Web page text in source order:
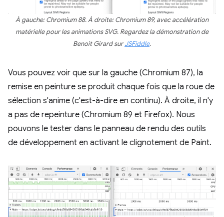
À gauche: Chromium 88. À droite: Chromium 89, avec accélération
matérielle pour les animations SVG. Regardez la démonstration de
Benoit Girard surJSFiddle.
Vous pouvez voir que sur la gauche (Chromium 87), la
remise en peinture se produit chaque fois que la roue de
sélection s'anime (c'est-à-dire en continu). À droite, il n'y
a pas de repeinture (Chromium 89 et Firefox). Nous
pouvons le tester dans le panneau de rendu des outils
de développement en activant le clignotement de Paint.